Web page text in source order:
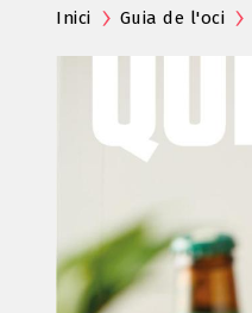
Inici Guia de l'oci